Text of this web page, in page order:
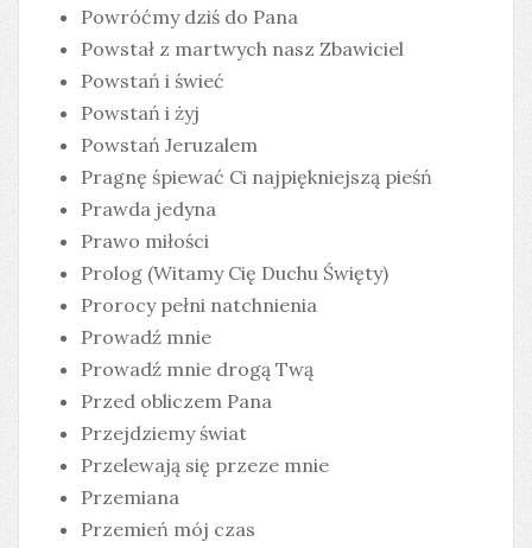
Powróćmy dziś do Pana
Powstał z martwych nasz Zbawiciel
Powstań i świeć
Powstań i żyj
Powstań Jeruzalem
Pragnę śpiewać Ci najpiękniejszą pieśń
Prawda jedyna
Prawo miłości
Prolog (Witamy Cię Duchu Święty)
Prorocy pełni natchnienia
Prowadź mnie
Prowadź mnie drogą Twą
Przed obliczem Pana
Przejdziemy świat
Przelewają się przeze mnie
Przemiana
Przemień mój czas